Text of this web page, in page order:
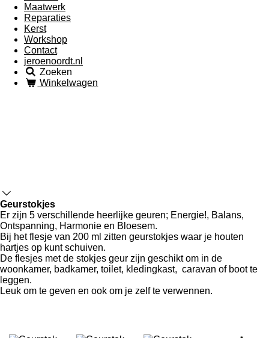
Maatwerk
Reparaties
Kerst
Workshop
Contact
jeroenoordt.nl
Zoeken
Winkelwagen
Geurstokjes
Er zijn 5 verschillende heerlijke geuren; Energie!, Balans,
Ontspanning, Harmonie en Bloesem.
Bij het flesje van 200 ml zitten geurstokjes waar je houten
hartjes op kunt schuiven.
De flesjes met de stokjes geur zijn geschikt om in de
woonkamer, badkamer, toilet, kledingkast, caravan of boot te
leggen.
Leuk om te geven en ook om je zelf te verwennen.